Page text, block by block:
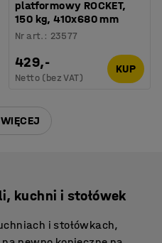
platformowy ROCKET,
150 kg, 410x680 mm
Nr art. : 23577
429,-
Netto (bez VAT)
KUP
kuchni i stołówek
i stołówkach,